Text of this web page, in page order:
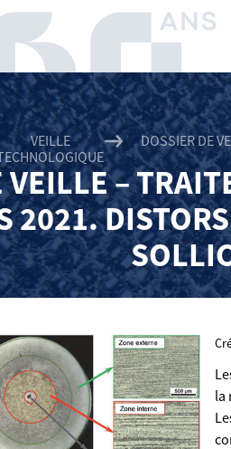
VEILLE
DOSSIER DE
VEILLE –
2021.
la